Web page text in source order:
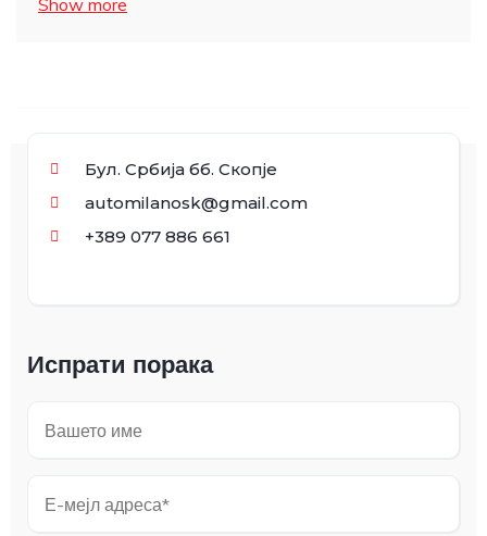
Show more
Бул. Србија бб. Скопје
automilanosk@gmail.com
+389 077 886 661
Испрати порака